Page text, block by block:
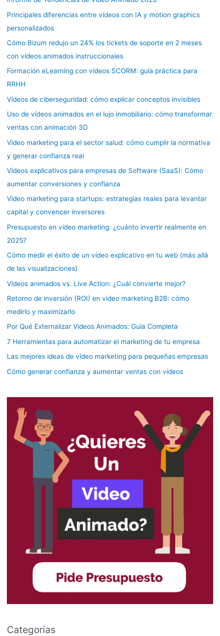
Principales diferencias entre vídeos con IA y motion graphics
personalizados
Cómo Bizum redujo un 24% los tickets de soporte en 2 meses
con vídeos animados instruccionales
Formación eLearning con vídeos SCORM: guía práctica para
RRHH
Vídeos de ciberseguridad: cómo explicar conceptos invisibles
Uso de vídeos animados en el lujo inmobiliario: cómo transformar
ventas con animación 3D
Video marketing para el sector salud: cómo cumplir la normativa
y generar confianza real
Vídeos explicativos para empresas de Software (SaaS): Cómo
aumentar conversiones y confianza
Video marketing para startups: estrategias reales para levantar
capital y convencer inversores
Presupuesto en video marketing: ¿cuánto invertir realmente en
2025?
Cómo medir el éxito de un vídeo explicativo en tu web (más allá
de las visualizaciones)
Vídeos animados vs. Live Action: ¿Cuál convierte mejor?
Retorno de inversión (ROI) en video marketing B2B: cómo
medirlo y maximizarlo
Por Qué Externalizar Videos Animados: Guía Completa
7 Herramientas para automatizar el marketing de tu empresa
Las mejores ideas de vídeo marketing para pequeñas empresas
Cómo generar confianza y aumentar ventas con vídeos
Categorías